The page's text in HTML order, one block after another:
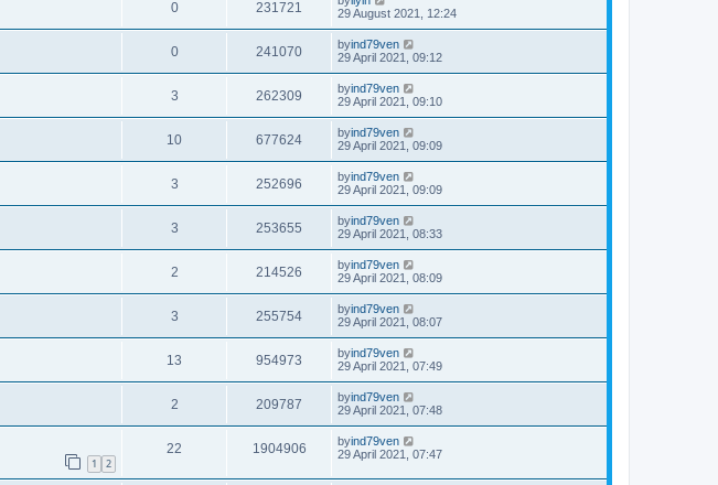
0 231721
29 August 2021, 12:24
0 241070 byind79ven
29 April 2021, 09:12
3 262309 byind79ven
29 April 2021, 09:10
10 677624 byind79ven
29 April 2021, 09:09
3 252696 byind79ven
29 April 2021, 09:09
3 253655 byind79ven
29 April 2021, 08:33
2 214526 byind79ven
29 April 2021, 08:09
3 255754 byind79ven
29 April 2021, 08:07
13 954973 byind79ven
29 April 2021, 07:49
2 209787 byind79ven
29 April 2021, 07:48
1 2
22 1904906 byind79ven
29 April 2021, 07:47